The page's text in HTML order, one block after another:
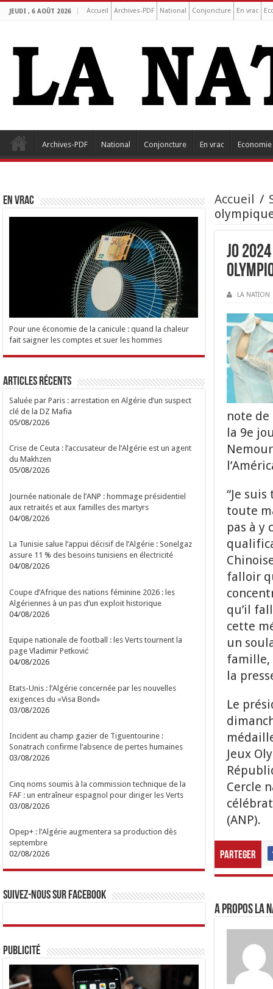
JEUDI , 6 AOÛT 2026 Accueil Archives-PDF National Conjoncture En vrac
Archives-PDF National Conjoncture En vrac Economie
Accueil /
JO
LA NATION
note de
la 9e
“Je
toute
pas à y
falloir
qu’il
cette
un
famille,
la
Le
Jeux
Cercle
(ANP).
Parteger
A propos LA
EN VRAC
Pour une économie de la canicule : quand la chaleur
fait saigner les comptes et suer les hommes
Articles Récents
Saluée par Paris : arrestation en Algérie d’un suspect
clé de la DZ Mafia
05/08/2026
Crise de Ceuta : l’accusateur de l’Algérie est un agent
du Makhzen
05/08/2026
Journée nationale de l’ANP : hommage présidentiel
aux retraités et aux familles des martyrs
04/08/2026
La Tunisie salue l’appui décisif de l’Algérie : Sonelgaz
assure 11 % des besoins tunisiens en électricité
04/08/2026
Coupe d’Afrique des nations féminine 2026 : les
Algériennes à un pas d’un exploit historique
04/08/2026
Equipe nationale de football : les Verts tournent la
page Vladimir Petković
04/08/2026
Etats-Unis : l’Algérie concernée par les nouvelles
exigences du «Visa Bond»
03/08/2026
Incident au champ gazier de Tiguentourine :
Sonatrach confirme l’absence de pertes humaines
03/08/2026
Cinq noms soumis à la commission technique de la
FAF : un entraîneur espagnol pour diriger les Verts
03/08/2026
Opep+ : l’Algérie augmentera sa production dès
septembre
02/08/2026
Suivez-nous sur Facebook
Publicité